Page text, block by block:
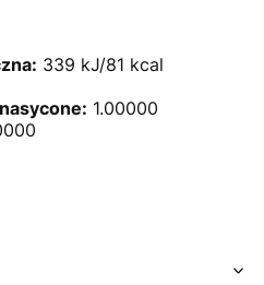
339 kJ/81 kcal
1.00000